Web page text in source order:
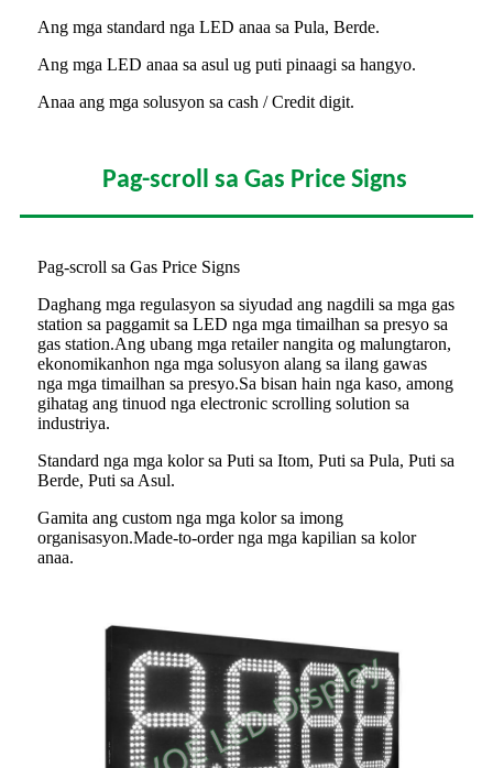
Ang mga standard nga LED anaa sa Pula, Berde.
Ang mga LED anaa sa asul ug puti pinaagi sa hangyo.
Anaa ang mga solusyon sa cash / Credit digit.
Pag-scroll sa Gas Price Signs
Pag-scroll sa Gas Price Signs
Daghang mga regulasyon sa siyudad ang nagdili sa mga gas
station sa paggamit sa LED nga mga timailhan sa presyo sa
gas station.Ang ubang mga retailer nangita og malungtaron,
ekonomikanhon nga mga solusyon alang sa ilang gawas
nga mga timailhan sa presyo.Sa bisan hain nga kaso, among
gihatag ang tinuod nga electronic scrolling solution sa
industriya.
Standard nga mga kolor sa Puti sa Itom, Puti sa Pula, Puti sa
Berde, Puti sa Asul.
Gamita ang custom nga mga kolor sa imong
organisasyon.Made-to-order nga mga kapilian sa kolor
anaa.